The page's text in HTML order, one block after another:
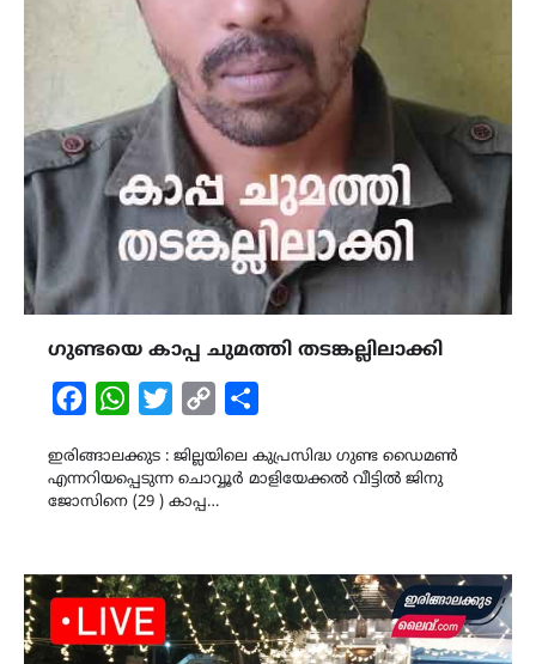
ഗുണ്ടയെ കാപ്പ ചുമത്തി തടങ്കല്ലിലാക്കി
FacebookWhatsAppTwitterCopy
ഇരിങ്ങാലക്കുട : ജില്ലയിലെ കുപ്രസിദ്ധ ഗുണ്ട ഡൈമണ്‍
എന്നറിയപ്പെടുന്ന ചൊവ്വൂര്‍ മാളിയേക്കല്‍ വീട്ടില്‍ ജിനു
ജോസിനെ (29 ) കാപ്പ…